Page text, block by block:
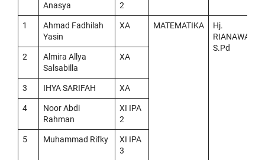
Anasya
2
1
Ahmad Fadhilah
Yasin
XA MATEMATIKA
Hj.
RIANAWATI,
S.Pd
2
Almira Allya
Salsabilla
XA
3 IHYA SARIFAH XA
4
Noor Abdi
Rahman
XI IPA
2
5 Muhammad Rifky
XI IPA
3